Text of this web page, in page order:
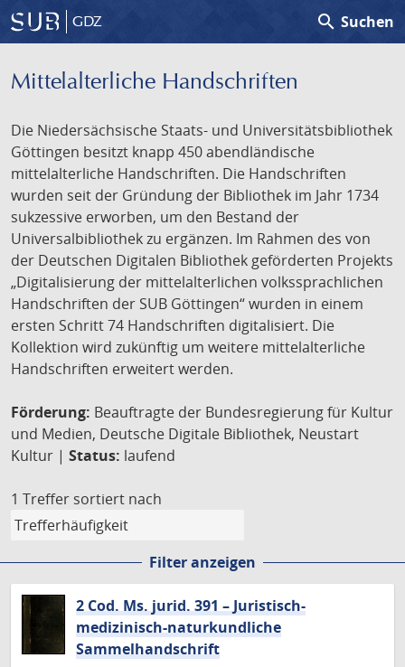
GDZ search Suchen
Mittelalterliche Handschriften
Die Niedersächsische Staats- und Universitätsbibliothek
Göttingen besitzt knapp 450 abendländische
mittelalterliche Handschriften. Die Handschriften
wurden seit der Gründung der Bibliothek im Jahr 1734
sukzessive erworben, um den Bestand der
Universalbibliothek zu ergänzen. Im Rahmen des von
der Deutschen Digitalen Bibliothek geförderten Projekts
„Digitalisierung der mittelalterlichen volkssprachlichen
Handschriften der SUB Göttingen“ wurden in einem
ersten Schritt 74 Handschriften digitalisiert. Die
Kollektion wird zukünftig um weitere mittelalterliche
Handschriften erweitert werden.
Förderung: Beauftragte der Bundesregierung für Kultur
und Medien, Deutsche Digitale Bibliothek, Neustart
Kultur | Status: laufend
1 Treffer sortiert nach
Filter anzeigen
2 Cod. Ms. jurid. 391 – Juristisch-
medizinisch-naturkundliche
Sammelhandschrift